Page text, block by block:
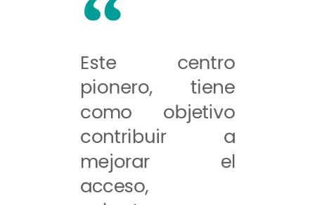
Este centro
pionero, tiene
como objetivo
contribuir a
mejorar el
acceso,